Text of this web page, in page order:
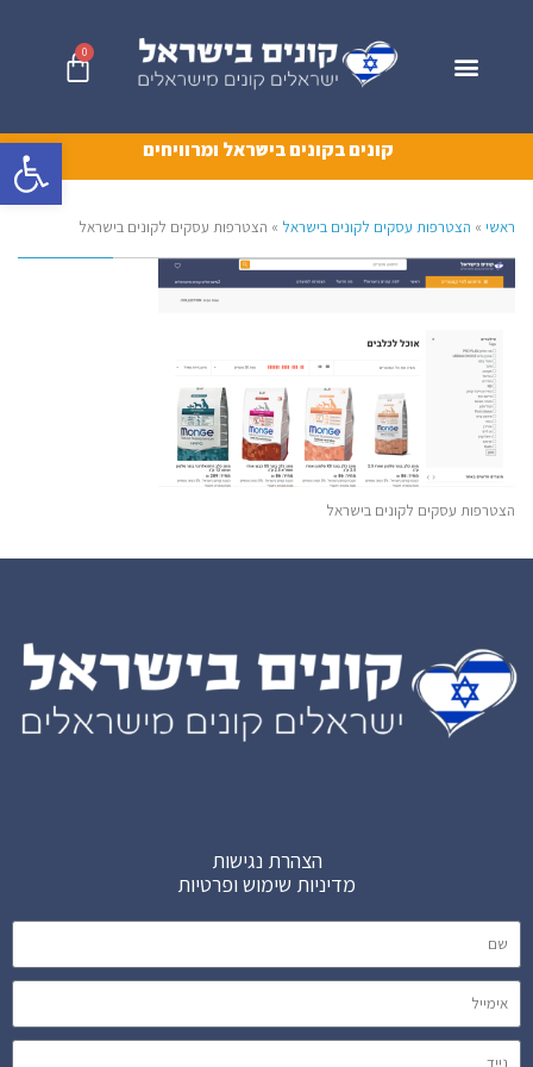
פתח
0
קונים בקונים בישראל ומרוויחים
ראשי » הצטרפות עסקים לקונים בישראל » הצטרפות עסקים לקונים בישראל
הצטרפות עסקים לקונים בישראל
הצהרת נגישות
מדיניות שימוש ופרטיות